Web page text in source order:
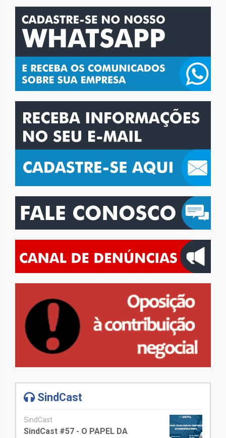
SindCast
SindCast
SindCast #57 - O PAPEL DA